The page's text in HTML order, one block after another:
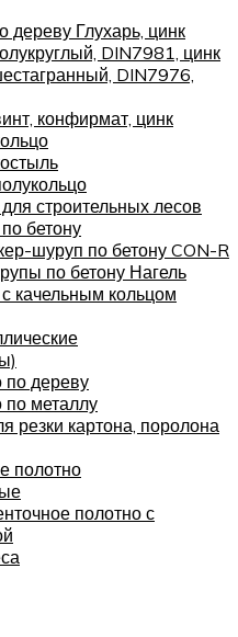
дереву Глухарь, цинк
DIN7981, цинк
DIN7976,
конфирмат, цинк
строительных лесов
бетону
шуруп по бетону CON-R
по бетону Нагель
качельным кольцом
по дереву
по металлу
резки картона, поролона
полотно
полотно с